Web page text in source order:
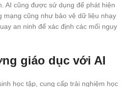
AI cũng được sử dụng để phát hiện
mạng cũng như bảo vệ dữ liệu nhạy
an ninh để xác định các mối nguy
giáo dục với AI
học tập, cung cấp trải nghiệm học